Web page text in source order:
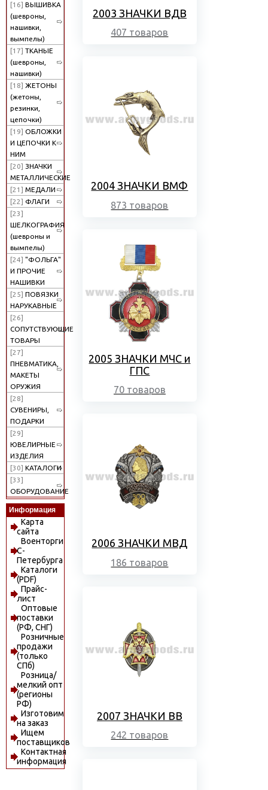
[16] ВЫШИВКА
(шевроны,
нашивки,
вымпелы)
[17] ТКАНЫЕ
(шевроны,
нашивки)
[18] ЖЕТОНЫ
(жетоны,
резинки,
цепочки)
[19] ОБЛОЖКИ
И ЦЕПОЧКИ К
НИМ
[20] ЗНАЧКИ
МЕТАЛЛИЧЕСКИЕ
[21] МЕДАЛИ
[22] ФЛАГИ
[23]
ШЕЛКОГРАФИЯ
(шевроны и
вымпелы)
[24] "ФОЛЬГА"
И ПРОЧИЕ
НАШИВКИ
[25] ПОВЯЗКИ
НАРУКАВНЫЕ
[26]
СОПУТСТВУЮЩИЕ
ТОВАРЫ
[27]
ПНЕВМАТИКА,
МАКЕТЫ
ОРУЖИЯ
[28]
СУВЕНИРЫ,
ПОДАРКИ
[29]
ЮВЕЛИРНЫЕ
ИЗДЕЛИЯ
[30] КАТАЛОГИ
[33]
ОБОРУДОВАНИЕ
Информация
Карта
сайта
Военторги
С-
Петербурга
Каталоги
(PDF)
Прайс-
лист
Оптовые
поставки
(РФ, СНГ)
Розничные
продажи
(только
СПб)
Розница/
мелкий опт
(регионы
РФ)
Изготовим
на заказ
Ищем
поставщиков
Контактная
информация
2003 ЗНАЧКИ ВДВ
407 товаров
2004 ЗНАЧКИ ВМФ
873 товаров
2005 ЗНАЧКИ МЧС и
ГПС
70 товаров
2006 ЗНАЧКИ МВД
186 товаров
2007 ЗНАЧКИ ВВ
242 товаров